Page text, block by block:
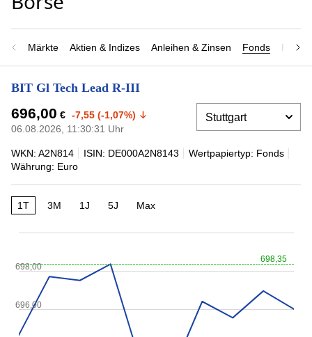
Märkte Aktien & Indizes Anleihen & Zinsen Fonds
BIT Gl Tech Lead R-III
696,00 € -7,55 (-1,07%)
06.08.2026, 11:30:31 Uhr
WKN: A2N814 ISIN: DE000A2N8143
Wertpapiertyp: Fonds
Währung: Euro
1T 3M 1J 5J Max
698,35
696,00
698,00